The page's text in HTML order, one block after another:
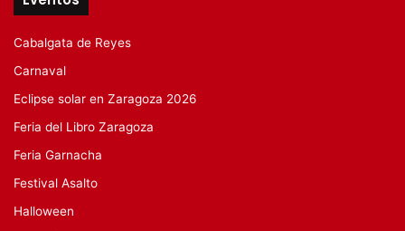
Cabalgata de Reyes
Carnaval
Eclipse solar en Zaragoza 2026
Feria del Libro Zaragoza
Feria Garnacha
Festival Asalto
Halloween